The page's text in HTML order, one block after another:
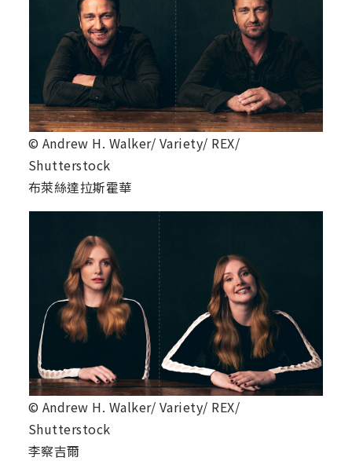
© Andrew H. Walker/ Variety/ REX/
Shutterstock
布萊絲達拉斯霍華
© Andrew H. Walker/ Variety/ REX/
Shutterstock
李察吉爾